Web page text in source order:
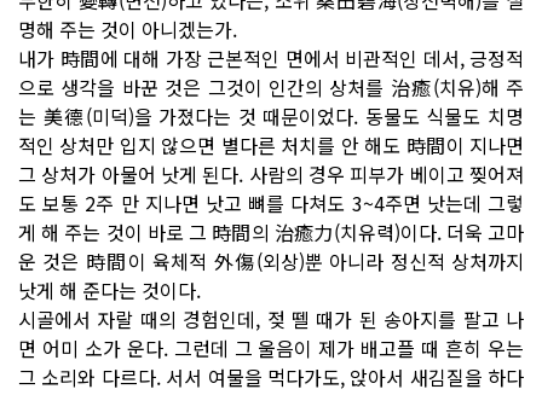
명해 주는 것이 아니겠는가.
내가 時間에 대해 가장 근본적인 면에서 비관적인 데서, 긍정적
으로 생각을 바꾼 것은 그것이 인간의 상처를 治癒(치유)해 주
는 美德(미덕)을 가졌다는 것 때문이었다. 동물도 식물도 치명
적인 상처만 입지 않으면 별다른 처치를 안 해도 時間이 지나면
그 상처가 아물어 낫게 된다. 사람의 경우 피부가 베이고 찢어져
도 보통 2주 만 지나면 낫고 뼈를 다쳐도 3~4주면 낫는데 그렇
게 해 주는 것이 바로 그 時間의 治癒力(치유력)이다. 더욱 고마
운 것은 時間이 육체적 外傷(외상)뿐 아니라 정신적 상처까지
낫게 해 준다는 것이다.
시골에서 자랄 때의 경험인데, 젖 뗄 때가 된 송아지를 팔고 나
면 어미 소가 운다. 그런데 그 울음이 제가 배고플 때 흔히 우는
그 소리와 다르다. 서서 여물을 먹다가도, 앉아서 새김질을 하다